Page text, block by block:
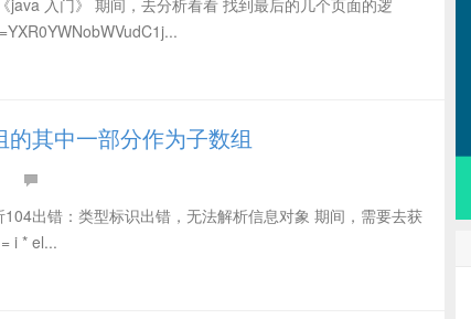
入门》 期间，去分析看看 找到最后的几个页面的逻
的其中一部分作为子数组
出错：类型标识出错，无法解析信息对象 期间，需要去获
* el...